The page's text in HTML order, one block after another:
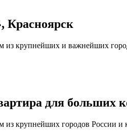
Красноярск
из крупнейших и важнейших
для больших
из крупнейших городов России